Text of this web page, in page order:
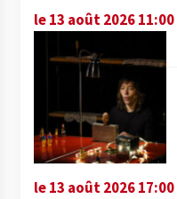
le 13 août 2026 11:00
le 13 août 2026 17:00